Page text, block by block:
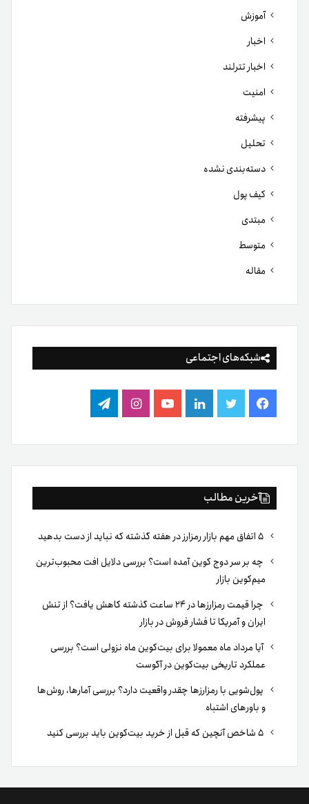
آموزش
اخبار
اخبار تترلند
امنیت
پیشرفته
تحلیل
دسته‌بندی نشده
کیف پول
مبتدی
متوسط
مقاله
شبکه‌های اجتماعی
فیس
بوک
توییتر لینکدینیوتیوباینستاگرام
تلگرام
آخرین مطالب
چه بر سر دوج کوین آمده است؟ بررسی دلایل افت محبوب‌ترین
میم‌کوین بازار
چرا قیمت رمزارزها در ۲۴ ساعت گذشته کاهش یافت؟ از تنش
ایران و آمریکا تا فشار فروش در بازار
آیا مرداد ماه معمولا برای بیت‌کوین ماه نزولی است؟ بررسی
عملکرد تاریخی بیت‌کوین در آگوست
پول‌شویی با رمزارزها چقدر واقعیت دارد؟ بررسی آمارها، روش‌ها
و باورهای اشتباه